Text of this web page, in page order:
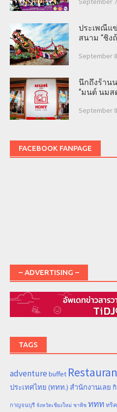
ประเพณีแ
สนาม “ชิง
September
นึกถึงร้าน
“มนต์ นมส
September
FACEBOOK FANPAGE
– ADVERTISING –
TAGS
adventure buffet
ประเทศไทย (ททท.) สำนักงานเลย
กาญจนบุรี จังหวัดเชียงใหม่ ชาพีช ททท ทริค